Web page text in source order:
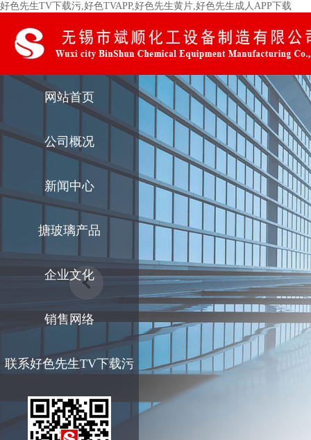
好色先生TV下载污,好色TVAPP,好色先生黄片,好色先生成人APP下载
网站首页
公司概况
新闻中心
搪玻璃产品
企业文化
销售网络
联系好色先生TV下载污